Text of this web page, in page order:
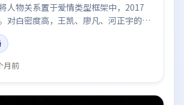
人物关系置于爱情类型框架中，2017
对白密度高，王凯、廖凡、河正宇的台
；整体气质偏中国香港都市与冷色调摄
月前